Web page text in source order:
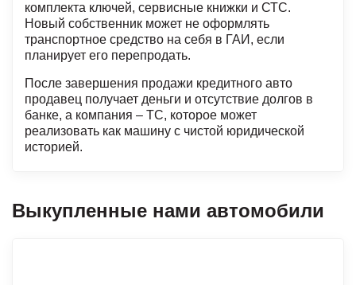
комплекта ключей, сервисные книжки и СТС.
Новый собственник может не оформлять
транспортное средство на себя в ГАИ, если
планирует его перепродать.
После завершения продажи кредитного авто
продавец получает деньги и отсутствие долгов в
банке, а компания – ТС, которое может
реализовать как машину с чистой юридической
историей.
Выкупленные нами автомобили